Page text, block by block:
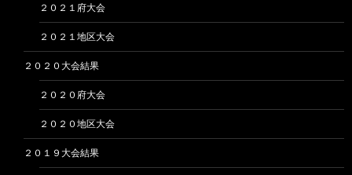
２０２１府大会
２０２１地区大会
２０２０大会結果
２０２０府大会
２０２０地区大会
２０１９大会結果